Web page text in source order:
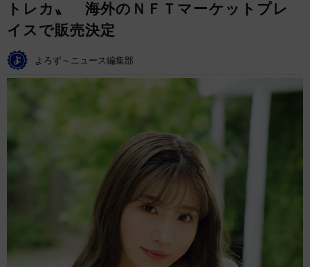
トレカ〟 海外のＮＦＴマーケットプレ
イスで販売決定
よろず～ニュース編集部